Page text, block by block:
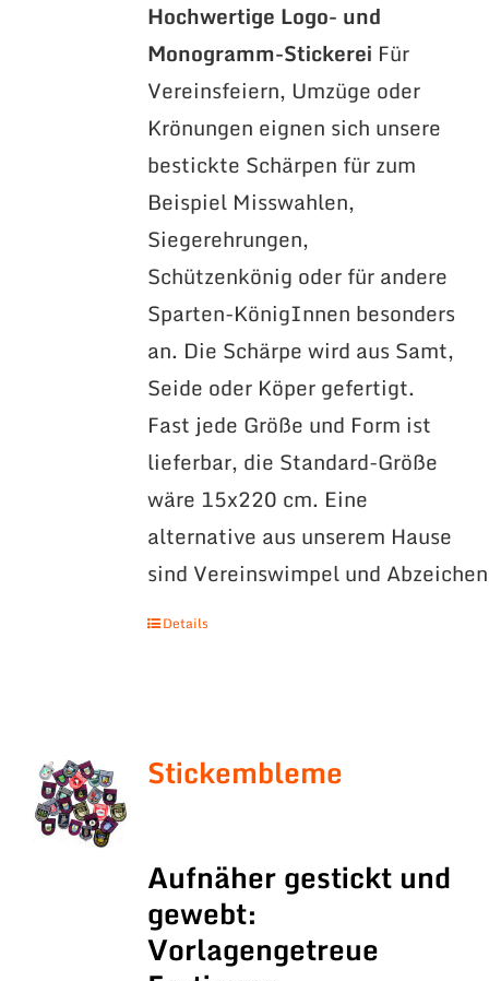
Hochwertige Logo- und
Monogramm-Stickerei Für
Vereinsfeiern, Umzüge oder
Krönungen eignen sich unsere
bestickte Schärpen für zum
Beispiel Misswahlen,
Siegerehrungen,
Schützenkönig oder für andere
Sparten-KönigInnen besonders
an. Die Schärpe wird aus Samt,
Seide oder Köper gefertigt.
Fast jede Größe und Form ist
lieferbar, die Standard-Größe
wäre 15x220 cm. Eine
alternative aus unserem Hause
sind Vereinswimpel und
Details
Stickembleme
Aufnäher gestickt und
gewebt:
Vorlagengetreue